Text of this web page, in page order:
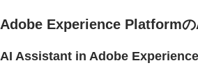
Adobe Experience Platformの
AI Assistant in Adobe